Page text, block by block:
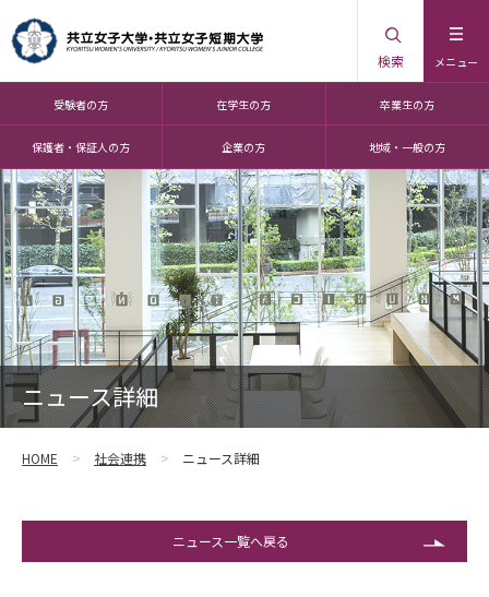
メニュー
検索
受験者の方 在学生の方 卒業生の方
保護者・保証人の方 企業の方 地域・一般の方
ニュース詳細
HOME 社会連携 ニュース詳細
ニュース一覧へ戻る